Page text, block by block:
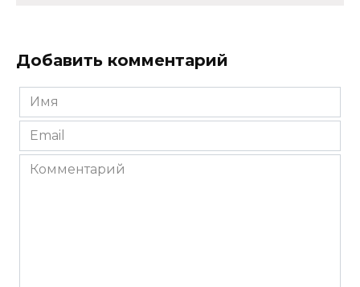
Добавить комментарий
Имя
*
Email
*
Комментарий